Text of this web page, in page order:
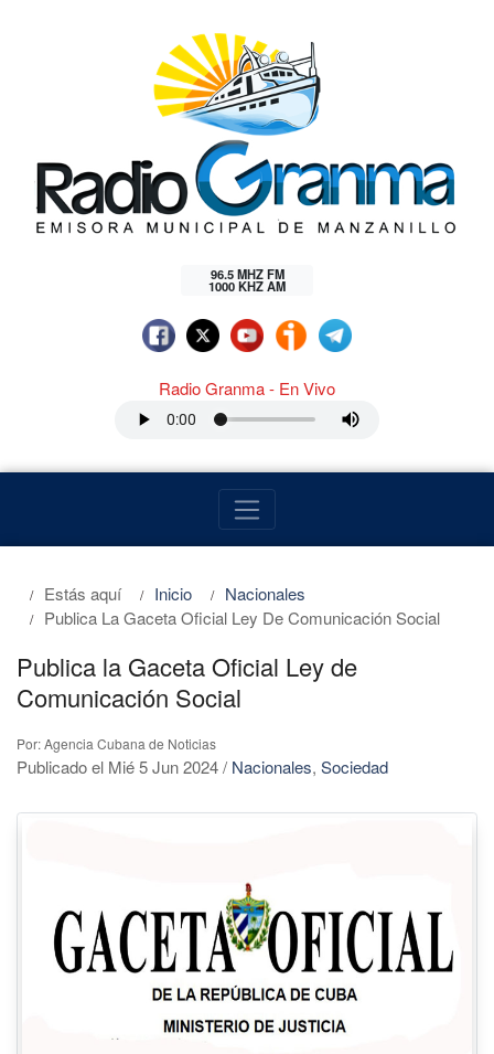
96.5 MHZ FM
1000 KHZ AM
Radio Granma - En Vivo
Estás aquí Inicio
Nacionales
Publica La Gaceta Oficial Ley De Comunicación Social
Publica la Gaceta Oficial Ley de
Comunicación Social
Por: Agencia Cubana de Noticias
Publicado el Mié 5 Jun 2024/ Nacionales, Sociedad